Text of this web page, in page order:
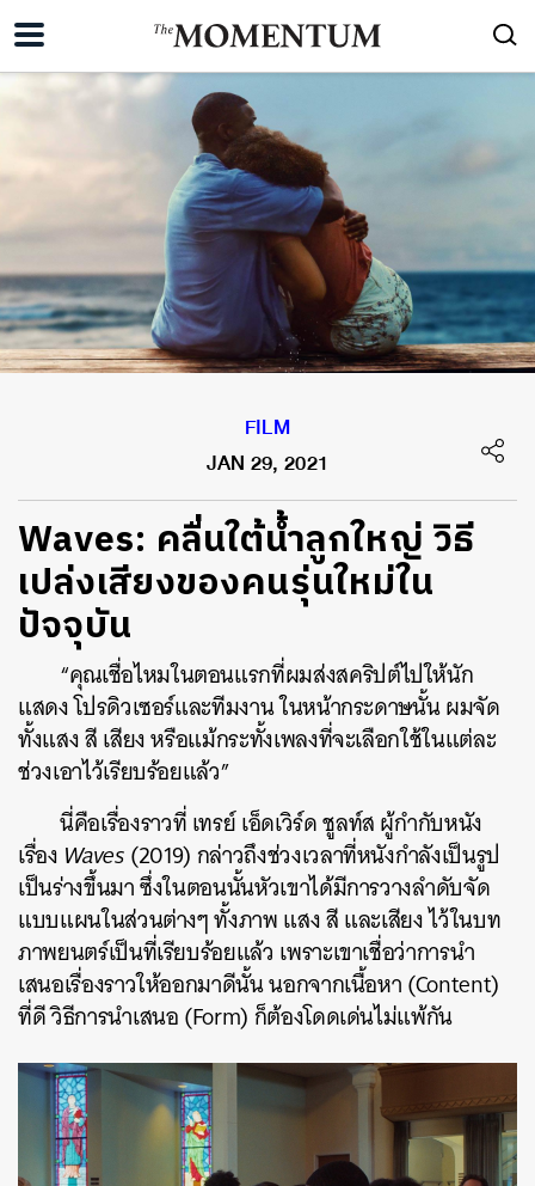
FILM
JAN 29, 2021
Waves: คลื่นใต้น้ำลูกใหญ่ วิธี
เปล่งเสียงของคนรุ่นใหม่ใน
ปัจจุบัน
“คุณเชื่อไหมในตอนแรกที่ผมส่งสคริปต์ไปให้นัก
แสดง โปรดิวเซอร์​และทีมงาน ในหน้ากระดาษนั้น ผมจัด
ทั้งแสง สี เสียง หรือแม้กระทั้งเพลงที่จะเลือกใช้ในแต่ละ
ช่วงเอาไว้เรียบร้อยแล้ว”
นี่คือเรื่องราวที่ เทรย์ เอ็ดเวิร์ด ชูลท์ส ผู้กำกับหนัง
เรื่อง Waves(2019) กล่าวถึงช่วงเวลาที่หนังกำลังเป็นรูป
เป็นร่างขึ้นมา ซึ่งในตอนนั้นหัวเขาได้มีการวางลำดับจัด
แบบแผนในส่วนต่างๆ ทั้งภาพ แสง สี และเสียง ไว้ในบท
ภาพยนตร์เป็นที่เรียบร้อยแล้ว เพราะเขาเชื่อว่าการนำ
เสนอเรื่องราวให้ออกมาดีนั้น นอกจากเนื้อหา (Content)
ที่ดี วิธีการนำเสนอ (Form) ก็ต้องโดดเด่นไม่แพ้กัน